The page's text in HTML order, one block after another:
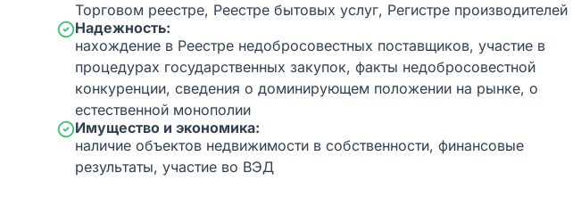
Торговом реестре, Реестре бытовых услуг, Регистре производителей
Надежность:
нахождение в Реестре недобросовестных поставщиков, участие в
процедурах государственных закупок, факты недобросовестной
конкуренции, сведения о доминирующем положении на рынке, о
естественной монополии
Имущество и экономика:
наличие объектов недвижимости в собственности, финансовые
результаты, участие во ВЭД